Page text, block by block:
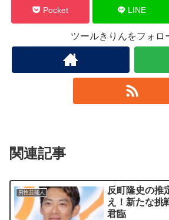
Pocket LINE
ツールきりんをフォロ
関連記事
男性芸能人
反町隆史の推
え！新たな挑
君臨